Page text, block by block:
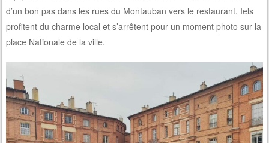
d’un bon pas dans les rues du Montauban vers le restaurant. Iels
profitent du charme local et s’arrêtent pour un moment photo sur la
place Nationale de la ville.